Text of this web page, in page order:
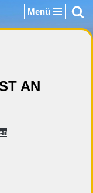
Menü
AN